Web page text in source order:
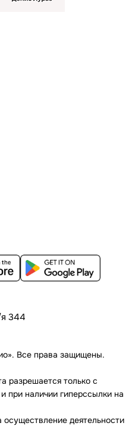
я 344
Все права защищены.
разрешается только с
при наличии гиперссылки на
деятельности